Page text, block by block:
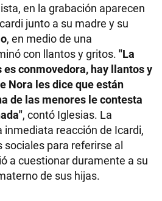
en la grabación aparecen
junto a su madre y su
, en medio de una
con llantos y gritos. "La
conmovedora, hay llantos y
Nora les dice que están
de las menores le contesta
, contó Iglesias. La
inmediata reacción de Icardi,
para referirse al
a cuestionar duramente a su
de sus hijas.